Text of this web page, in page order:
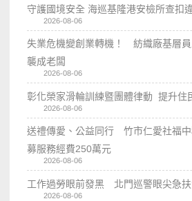
守護國境安全 海巡基隆港安檢所查扣
2026-08-06
失業危機變創業轉機！ 紡織廠基層
襲成老闆
2026-08-06
彰化榮家滑輪訓練暨團體律動 提升住
2026-08-06
送禮傳愛、公益同行 竹市仁愛社福
募服務經費250萬元
2026-08-06
工作過勞眼前發黑 北門巡警眼尖急
2026-08-06